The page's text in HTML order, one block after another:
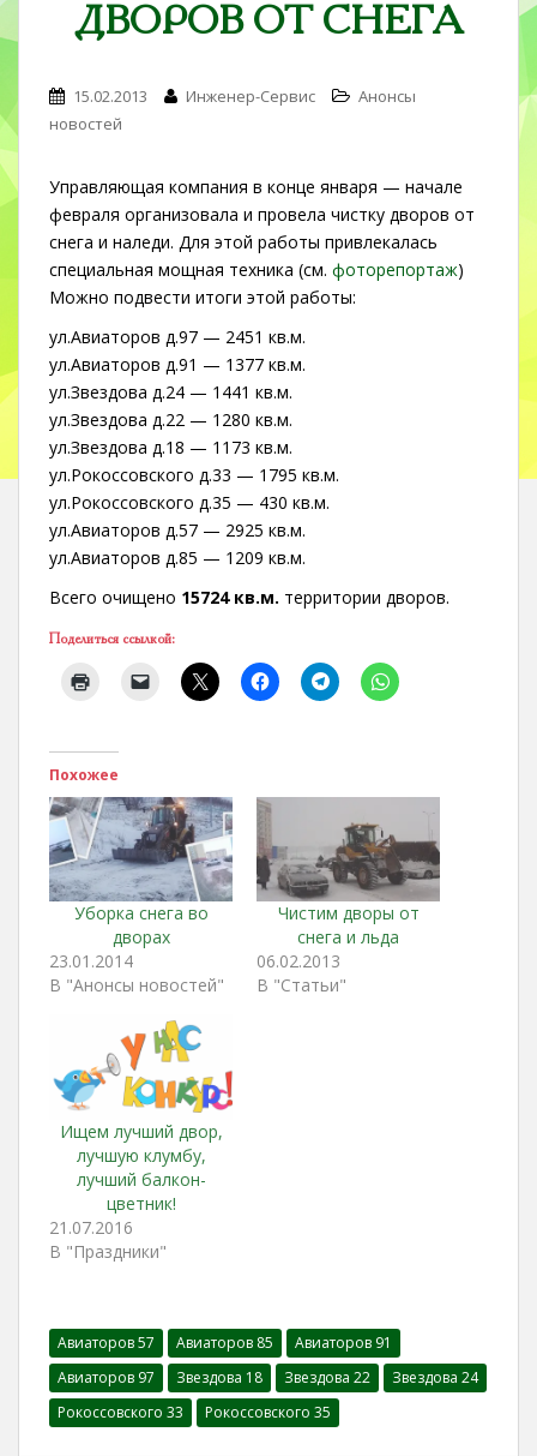
n
t
ДВОРОВ ОТ СНЕГА
15.02.2013 Инженер-Сервис
Анонсы
новостей
Управляющая компания в конце января — начале
февраля организовала и провела чистку дворов от
снега и наледи. Для этой работы привлекалась
специальная мощная техника (см. фоторепортаж)
Можно подвести итоги этой работы:
ул.Авиаторов д.97 — 2451 кв.м.
ул.Авиаторов д.91 — 1377 кв.м.
ул.Звездова д.24 — 1441 кв.м.
ул.Звездова д.22 — 1280 кв.м.
ул.Звездова д.18 — 1173 кв.м.
ул.Рокоссовского д.33 — 1795 кв.м.
ул.Рокоссовского д.35 — 430 кв.м.
ул.Авиаторов д.57 — 2925 кв.м.
ул.Авиаторов д.85 — 1209 кв.м.
Всего очищено 15724 кв.м. территории дворов.
Поделиться ссылкой:
Похожее
Уборка снега во
дворах
23.01.2014
В "Анонсы новостей"
Чистим дворы от
снега и льда
06.02.2013
В "Статьи"
Ищем лучший двор,
лучшую клумбу,
лучший балкон-
цветник!
21.07.2016
В "Праздники"
Авиаторов 57 Авиаторов 85
Авиаторов 91
Авиаторов 97
Звездова 18 Звездова 22
Звездова 24
Рокоссовского 33
Рокоссовского 35